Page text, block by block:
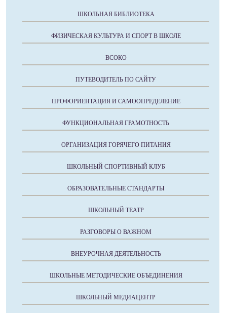
ШКОЛЬНАЯ БИБЛИОТЕКА
ФИЗИЧЕСКАЯ КУЛЬТУРА И СПОРТ В ШКОЛЕ
ВСОКО
ПУТЕВОДИТЕЛЬ ПО САЙТУ
ПРОФОРИЕНТАЦИЯ И САМООПРЕДЕЛЕНИЕ
ФУНКЦИОНАЛЬНАЯ ГРАМОТНОСТЬ
ОРГАНИЗАЦИЯ ГОРЯЧЕГО ПИТАНИЯ
ШКОЛЬНЫЙ СПОРТИВНЫЙ КЛУБ
ОБРАЗОВАТЕЛЬНЫЕ СТАНДАРТЫ
ШКОЛЬНЫЙ ТЕАТР
РАЗГОВОРЫ О ВАЖНОМ
ВНЕУРОЧНАЯ ДЕЯТЕЛЬНОСТЬ
ШКОЛЬНЫЕ МЕТОДИЧЕСКИЕ ОБЪЕДИНЕНИЯ
ШКОЛЬНЫЙ МЕДИАЦЕНТР